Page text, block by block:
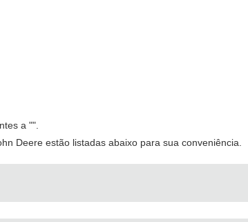
a "".
Deere estão listadas abaixo para sua conveniência.